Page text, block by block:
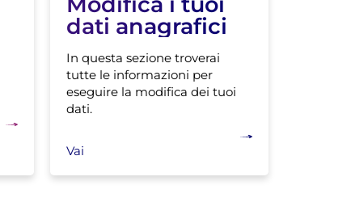
dati anagrafici
In questa sezione troverai
tutte le informazioni per
eseguire la modifica dei tuoi
dati.
Vai